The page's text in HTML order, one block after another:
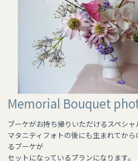
Memorial Bouquet
ブーケがお持ち帰りいただけるスペシャ
マタニティフォトの後にも生まれてか
るブーケが
セットになっているプランになります。